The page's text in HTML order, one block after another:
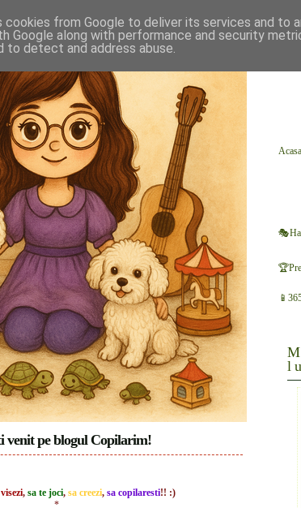
Acasa
venit pe blogul Copilarim!
, sa te joci, sa creezi, sa copilaresti!! :)
*
cookies from Google to deliver its services and to
Google along with performance and security
to detect and address abuse.